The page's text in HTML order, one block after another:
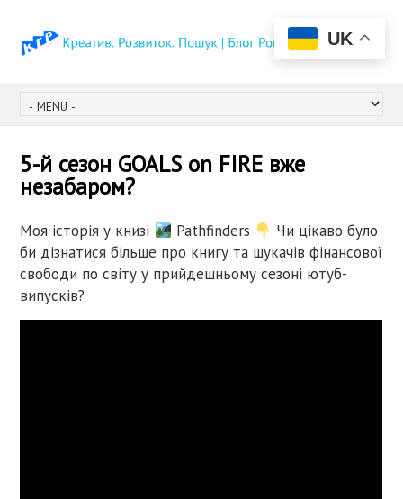
5-й сезон GOALS on FIRE вже
незабаром?
Моя історія у книзі Pathfinders
Чи цікаво було
би дізнатися більше про книгу та шукачів фінансової
свободи по світу у прийдешньому сезоні ютуб-
випусків?
UK